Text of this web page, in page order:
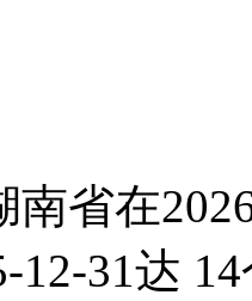
南省在
12-31达